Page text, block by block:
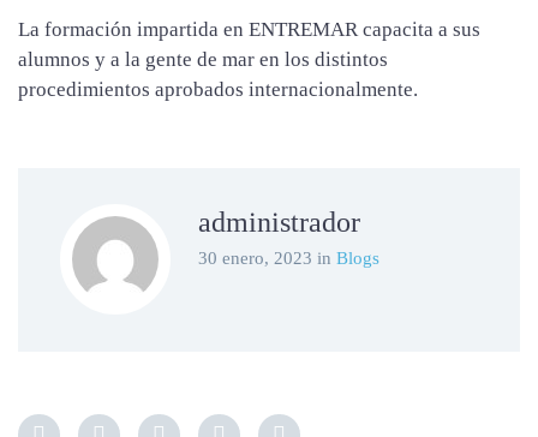
La formación impartida en ENTREMAR capacita a sus
alumnos y a la gente de mar en los distintos
procedimientos aprobados internacionalmente.
administrador
30 enero, 2023 in Blogs